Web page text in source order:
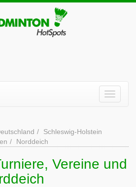
Schleswig-Holstein
Norddeich
Vereine und